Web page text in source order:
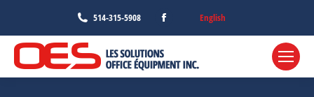
514-315-5908
Facebook
page
in
English